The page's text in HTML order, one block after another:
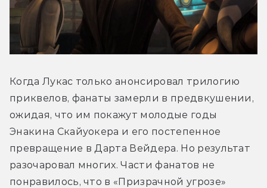
Когда Лукас только анонсировал трилогию
приквелов, фанаты замерли в предвкушении,
ожидая, что им покажут молодые годы
Энакина Скайуокера и его постепенное
превращение в Дарта Вейдера. Но результат
разочаровал многих. Части фанатов не
понравилось, что в «Призрачной угрозе»